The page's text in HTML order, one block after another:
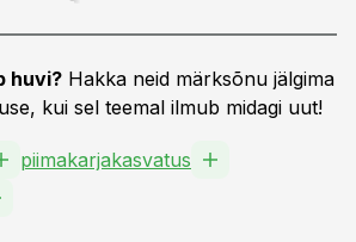
huvi? Hakka neid märksõnu jälgima
kui sel teemal ilmub midagi uut!
piimakarjakasvatus